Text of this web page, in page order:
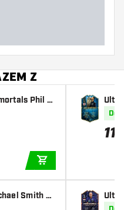
Z
Phil T
Smith W
112